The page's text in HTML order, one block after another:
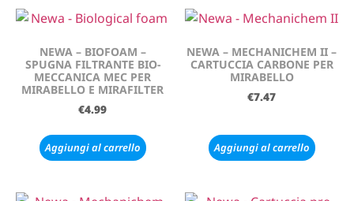
NEWA – BIOFOAM –
SPUGNA FILTRANTE BIO-
MECCANICA MEC PER
MIRABELLO E MIRAFILTER
€4.99
Aggiungi al carrello
NEWA – MECHANICHEM II –
CARTUCCIA CARBONE PER
MIRABELLO
€7.47
Aggiungi al carrello